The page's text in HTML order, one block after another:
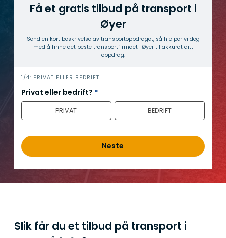
Få et gratis tilbud på transport i
Øyer
Send en kort beskrivelse av transport­oppdraget, så hjelper vi deg
med å finne det beste transport­firmaet i Øyer til akkurat ditt
oppdrag.
h
e
r
1/4: PRIVAT ELLER BEDRIFT
Privat eller bedrift? *
PRIVAT BEDRIFT
Neste
Slik får du et tilbud på transport i